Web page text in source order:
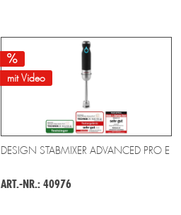
mit Video
DESIGN STABMIXER ADVANCED PRO E
ART.-NR.: 40976